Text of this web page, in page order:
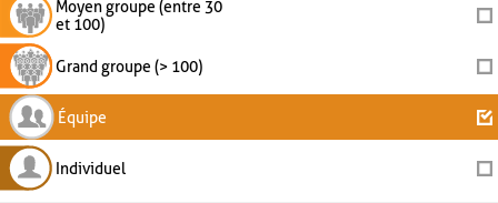
Moyen groupe (entre 30
et 100)
Grand groupe (> 100)
Équipe
Individuel